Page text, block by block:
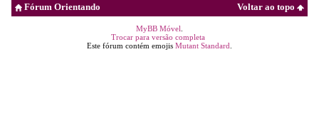
Voltar ao topo
Fórum Orientando
MyBB Móvel
Trocar para versão completa
Este fórum contém emojis Mutant Standard